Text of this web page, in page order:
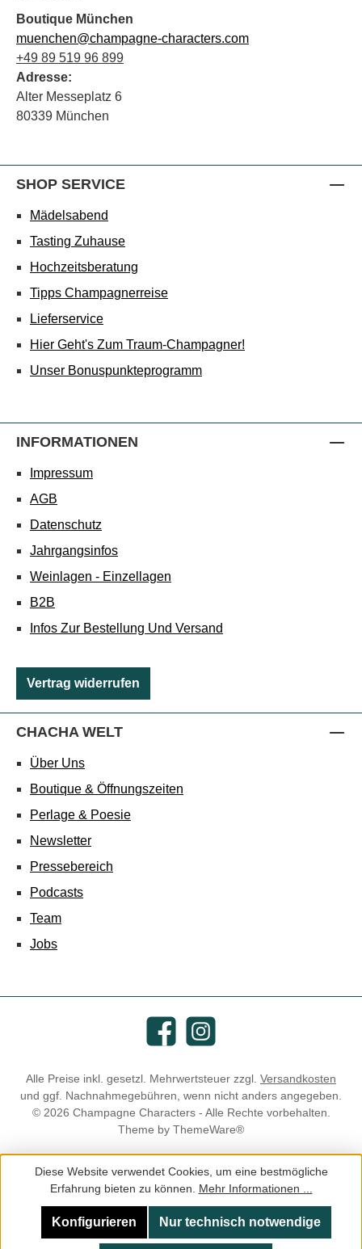
Boutique München
muenchen@champagne-characters.com
+49 89 519 96 899
Adresse:
Alter Messeplatz 6
80339 München
SHOP SERVICE
Mädelsabend
Tasting Zuhause
Hochzeitsberatung
Tipps Champagnerreise
Lieferservice
Hier Geht's Zum Traum-Champagner!
Unser Bonuspunkteprogramm
INFORMATIONEN
Impressum
AGB
Datenschutz
Jahrgangsinfos
Weinlagen - Einzellagen
B2B
Infos Zur Bestellung Und Versand
Vertrag widerrufen
CHACHA WELT
Über Uns
Boutique & Öffnungszeiten
Perlage & Poesie
Newsletter
Pressebereich
Podcasts
Team
Jobs
FacebookInstagram
Alle Preise inkl. gesetzl. Mehrwertsteuer zzgl. Versandkosten
und ggf. Nachnahmegebühren, wenn nicht anders angegeben.
© 2026 Champagne Characters - Alle Rechte vorbehalten.
Theme by ThemeWare®
Diese Website verwendet Cookies, um eine bestmögliche
Erfahrung bieten zu können. Mehr Informationen ...
Nur technisch notwendige
Konfigurieren